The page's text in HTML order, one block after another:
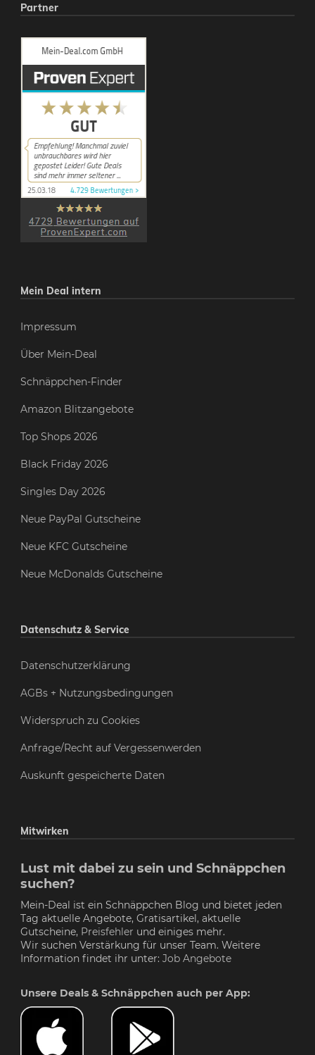
Partner
Mein Deal intern
Impressum
Über Mein-Deal
Schnäppchen-Finder
Amazon Blitzangebote
Top Shops 2026
Black Friday 2026
Singles Day 2026
Neue PayPal Gutscheine
Neue KFC Gutscheine
Neue McDonalds Gutscheine
Datenschutz & Service
Datenschutzerklärung
AGBs + Nutzungsbedingungen
Widerspruch zu Cookies
Anfrage/Recht auf Vergessenwerden
Auskunft gespeicherte Daten
Mitwirken
Lust mit dabei zu sein und Schnäppchen
suchen?
Mein-Deal ist ein Schnäppchen Blog und bietet jeden
Tag aktuelle Angebote, Gratisartikel, aktuelle
Gutscheine, Preisfehler und einiges mehr.
Wir suchen Verstärkung für unser Team. Weitere
Information findet ihr unter: Job Angebote
Unsere Deals & Schnäppchen auch per App: